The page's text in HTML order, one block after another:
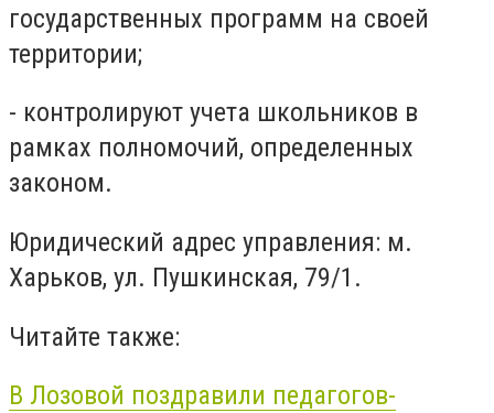
государственных программ на своей
территории;
- контролируют учета школьников в
рамках полномочий, определенных
законом.
Юридический адрес управления: м.
Харьков, ул. Пушкинская, 79/1.
Читайте также:
В Лозовой поздравили педагогов-